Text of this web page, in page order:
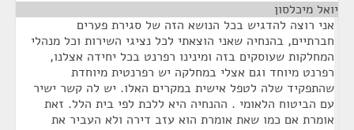
יואל מיכלסון
אני רוצה להדגיש בכל הנושא הזה של סגירת פערים
חברתיים, בהנחיה שאני הוצאתי לכל נציגי השירות וכל מנהלי
המחלקות שעוסקים בזה ומינינו רפרנט בכל יחידה אצלנו,
רפרנט מיוחד וגם אצלי במחלקה יש רפרנטית מיוחדת
שהתפקיד שלה לטפל אישית במקרים האלו. יש לה קשר ישיר
עם הביטוח הלאומי . ההנחיה היא ללכת לפי בית הלל. זאת
אומרת אם כמו שאת אומרת הוא עזב דירה ולא העביר את